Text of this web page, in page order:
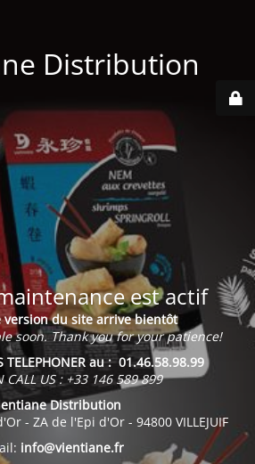
Distribution
est actif
version du site arrive bientôt
soon. Thank you for your patience!
TELEPHONER au : 01.46.58.98.99
CALL US : +33 146 589 899
Distribution
- ZA de l'Epi d'Or - 94800 VILLEJUIF
info@vientiane.fr